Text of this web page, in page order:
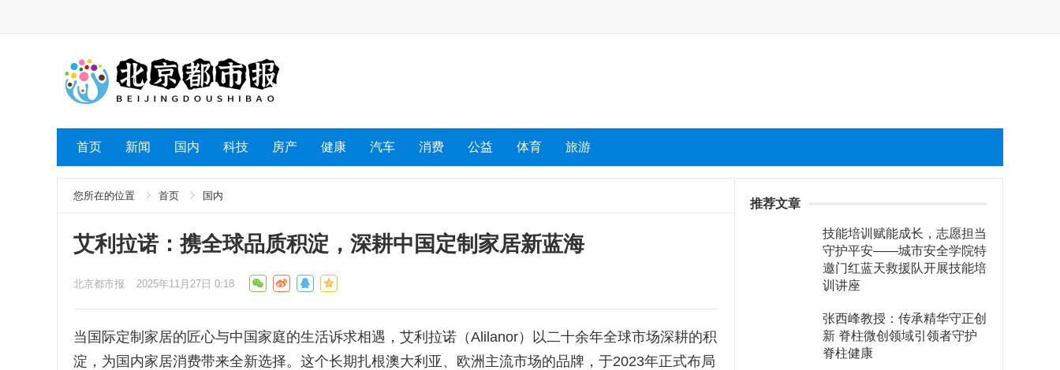
首页 新闻 国内 科技 房产 健康 汽车 消费 公益 体育 旅游
您所在的位置 首页 国内
艾利拉诺：携全球品质积淀，深耕中国定制家居新蓝海
北京都市报 2025年11月27日 0:18
当国际定制家居的匠心与中国家庭的生活诉求相遇，艾利拉诺（Alilanor）以二十余年全球市场深耕的积
淀，为国内家居消费带来全新选择。这个长期扎根澳大利亚、欧洲主流市场的品牌，于2023年正式布局
推荐文章
技能培训赋能成长，志愿担当
守护平安——城市安全学院特
邀门红蓝天救援队开展技能培
训讲座
张西峰教授：传承精华守正创
新 脊柱微创领域引领者守护
脊柱健康